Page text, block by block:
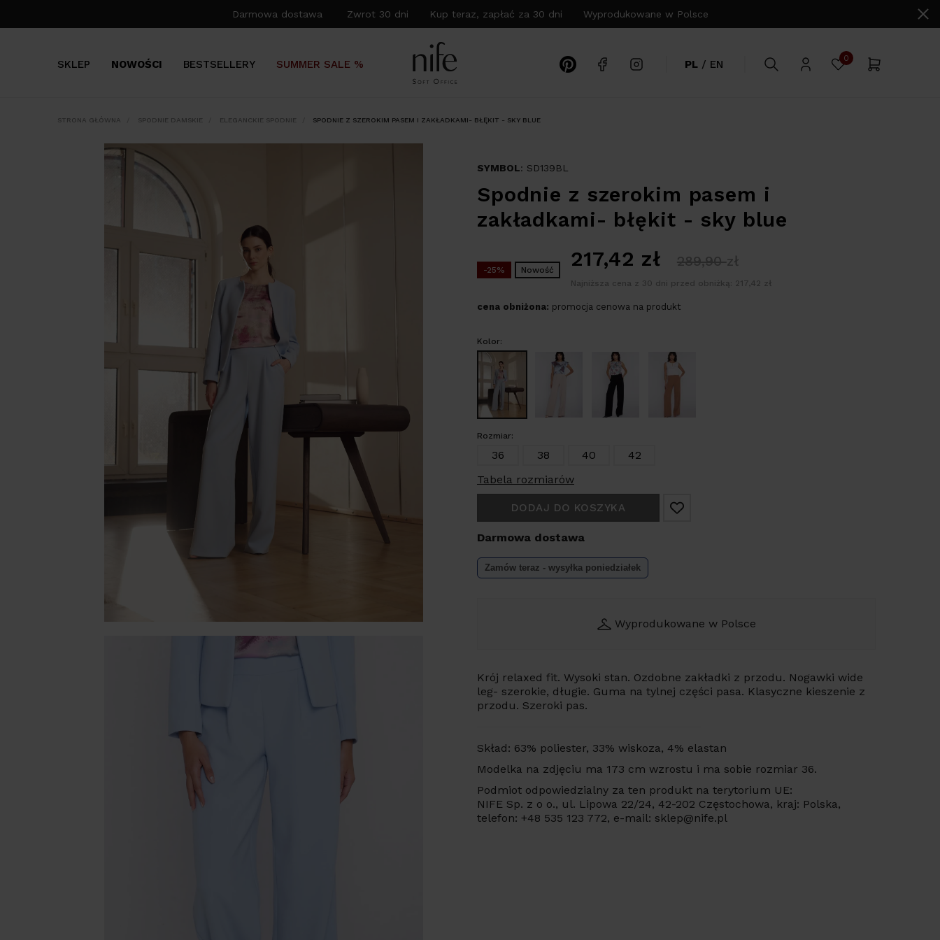
Darmowa dostawa Zwrot 30 dni Kup teraz, zapłać za 30 dni Wyprodukowane w Polsce
SKLEP NOWOŚCI BESTSELLERY SUMMER SALE % PL / EN 0
STRONA GŁÓWNA SPODNIE DAMSKIE ELEGANCKIE SPODNIE SPODNIE Z SZEROKIM PASEM I ZAKŁADKAMI- BŁĘKIT - SKY BLUE
SYMBOL: SD139BL
Spodnie z szerokim pasem i
zakładkami- błękit - sky blue
-25% Nowość 217,42 zł 289,90zł
Najniższa cena z 30 dni przed obniżką: 217,42 zł
cena obniżona: promocja cenowa na produkt
Kolor:
Rozmiar:
36 38 40
42
Tabela rozmiarów
DODAJ DO KOSZYKA
Darmowa dostawa
Zamów teraz - wysyłka poniedziałek
Wyprodukowane w Polsce
Krój relaxed fit. Wysoki stan. Ozdobne zakładki z przodu. Nogawki wide
leg- szerokie, długie. Guma na tylnej części pasa. Klasyczne kieszenie z
przodu. Szeroki pas.
Skład: 63% poliester, 33% wiskoza, 4% elastan
Modelka na zdjęciu ma 173 cm wzrostu i ma sobie rozmiar 36.
Podmiot odpowiedzialny za ten produkt na terytorium UE:
NIFE Sp. z o o., ul. Lipowa 22/24, 42-202 Częstochowa, kraj: Polska,
telefon: +48 535 123 772, e-mail: sklep@nife.pl